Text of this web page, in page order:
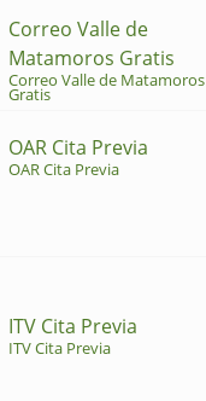
Correo Valle de
Matamoros Gratis
Correo Valle de Matamoros
Gratis
OAR Cita Previa
OAR Cita Previa
ITV Cita Previa
ITV Cita Previa